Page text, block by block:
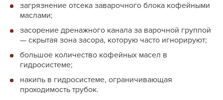
загрязнение отсека заварочного блока кофейными
маслами;
засорение дренажного канала за варочной группой
— скрытая зона засора, которую часто игнорируют;
большое количество кофейных масел в
гидросистеме;
накипь в гидросистеме, ограничивающая
проходимость трубок.